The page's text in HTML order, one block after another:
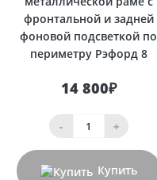
фронтальной и задней
фоновой подсветкой по
периметру Рэфорд 8
14 800₽
- +
Купить